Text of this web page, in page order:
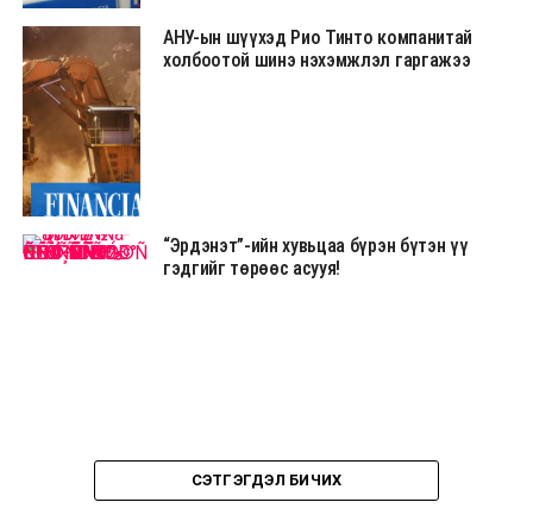
АНУ-ын шүүхэд Рио Тинто компанитай
холбоотой шинэ нэхэмжлэл гаргажээ
“Эрдэнэт”-ийн хувьцаа бүрэн бүтэн үү
гэдгийг төрөөс асууя!
СЭТГЭГДЭЛ БИЧИХ